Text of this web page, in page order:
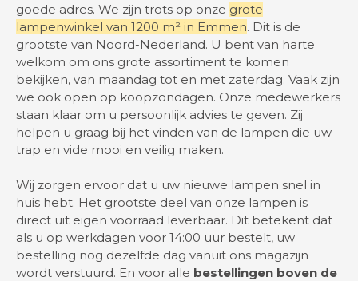
goede adres. We zijn trots op onze grote
lampenwinkel van 1200 m² in Emmen. Dit is de
grootste van Noord-Nederland. U bent van harte
welkom om ons grote assortiment te komen
bekijken, van maandag tot en met zaterdag. Vaak zijn
we ook open op koopzondagen. Onze medewerkers
staan klaar om u persoonlijk advies te geven. Zij
helpen u graag bij het vinden van de lampen die uw
trap en vide mooi en veilig maken.
Wij zorgen ervoor dat u uw nieuwe lampen snel in
huis hebt. Het grootste deel van onze lampen is
direct uit eigen voorraad leverbaar. Dit betekent dat
als u op werkdagen voor 14:00 uur bestelt, uw
bestelling nog dezelfde dag vanuit ons magazijn
wordt verstuurd. En voor alle bestellingen boven de